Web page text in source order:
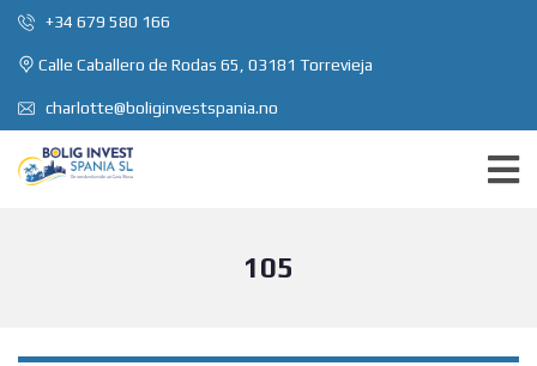
+34 679 580 166
Calle Caballero de Rodas 65, 03181 Torrevieja
charlotte@boliginvestspania.no
105